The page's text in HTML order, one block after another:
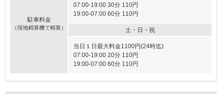
駐車料金
（現地精算機で精算）
07:00-19:00 30分 110円
19:00-07:00 60分 110円
土・日・祝
当日１日最大料金1100円(24時迄)
07:00-19:00 20分 110円
19:00-07:00 60分 110円